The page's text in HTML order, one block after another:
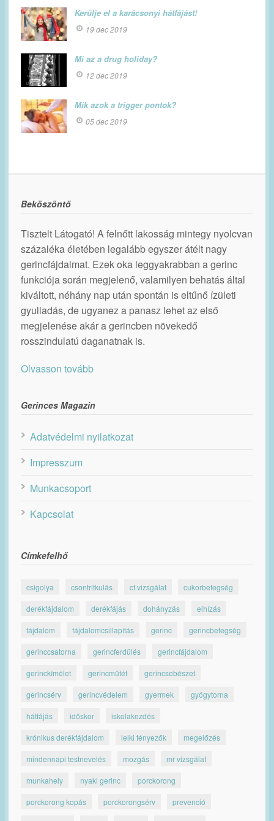
Kerülje el a karácsonyi hátfájást!
19 dec 2019
Mi az a drug holiday?
12 dec 2019
Mik azok a trigger pontok?
05 dec 2019
Beköszöntő
Tisztelt Látogató! A felnőtt lakosság mintegy nyolcvan
százaléka életében legalább egyszer átélt nagy
gerincfájdalmat. Ezek oka leggyakrabban a gerinc
funkciója során megjelenő, valamilyen behatás által
kiváltott, néhány nap után spontán is eltűnő ízületi
gyulladás, de ugyanez a panasz lehet az első
megjelenése akár a gerincben növekedő
rosszindulatú daganatnak is.
Olvasson tovább
Gerinces Magazin
Adatvédelmi nyilatkozat
Impresszum
Munkacsoport
Kapcsolat
Címkefelhő
csigolya csontritkulás ct vizsgálat cukorbetegség
derékfájdalom derékfájás dohányzás elhízás
fájdalom fájdalomcsillapítás gerinc gerincbetegség
gerinccsatorna gerincferdülés gerincfájdalom
gerinckímélet gerincműtét gerincsebészet
gerincsérv gerincvédelem gyermek gyógytorna
hátfájás időskor iskolakezdés
krónikus derékfájdalom lelki tényezők megelőzés
mindennapi testnevelés mozgás mr vizsgálat
munkahely nyaki gerinc porckorong
porckorong kopás porckorongsérv prevenció